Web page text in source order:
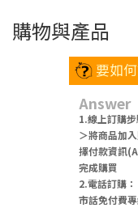
購物與產品
要如
Answer
1.線上訂購
＞將商品加
擇付款資訊
完成購買
2.電話訂購
市話免付費